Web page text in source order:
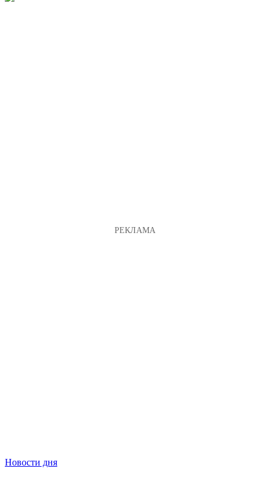
Новости дня